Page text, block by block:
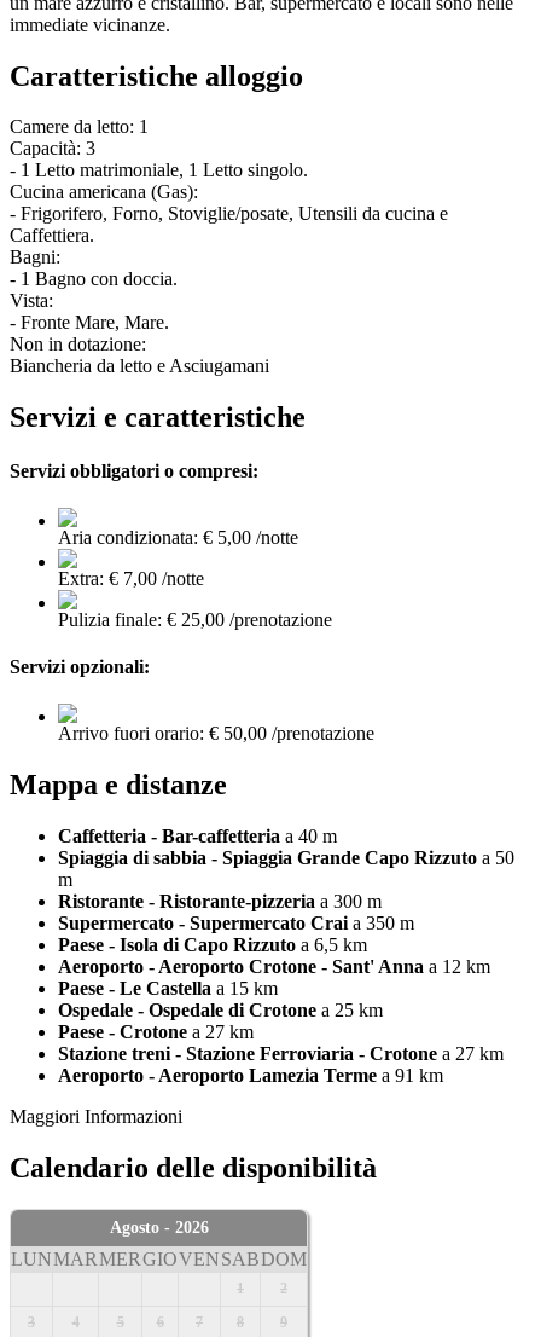
immediate vicinanze.
Caratteristiche alloggio
Camere da letto: 1
Capacità: 3
- 1 Letto matrimoniale, 1 Letto singolo.
Cucina americana (Gas):
- Frigorifero, Forno, Stoviglie/posate, Utensili da cucina e
Caffettiera.
Bagni:
- 1 Bagno con doccia.
Vista:
- Fronte Mare, Mare.
Non in dotazione:
Biancheria da letto e Asciugamani
Servizi e caratteristiche
Servizi obbligatori o compresi:
Aria condizionata: € 5,00 /notte
Extra: € 7,00 /notte
Pulizia finale: € 25,00 /prenotazione
Servizi opzionali:
Arrivo fuori orario: € 50,00 /prenotazione
Mappa e distanze
Caffetteria - Bar-caffetteria a 40 m
Spiaggia di sabbia - Spiaggia Grande Capo Rizzuto a 50
m
Ristorante - Ristorante-pizzeria a 300 m
Supermercato - Supermercato Crai a 350 m
Paese - Isola di Capo Rizzuto a 6,5 km
Aeroporto - Aeroporto Crotone - Sant' Anna a 12 km
Paese - Le Castella a 15 km
Ospedale - Ospedale di Crotone a 25 km
Paese - Crotone a 27 km
Stazione treni - Stazione Ferroviaria - Crotone a 27 km
Aeroporto - Aeroporto Lamezia Terme a 91 km
Maggiori Informazioni
Calendario delle disponibilità
Agosto - 2026
LUNMARMERGIOVENSABDOM
1
2
3
4 5 6 7 8 9